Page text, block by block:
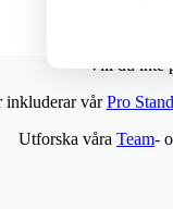
Vill du inte
inkluderar vårPro
Utforska våra Team-